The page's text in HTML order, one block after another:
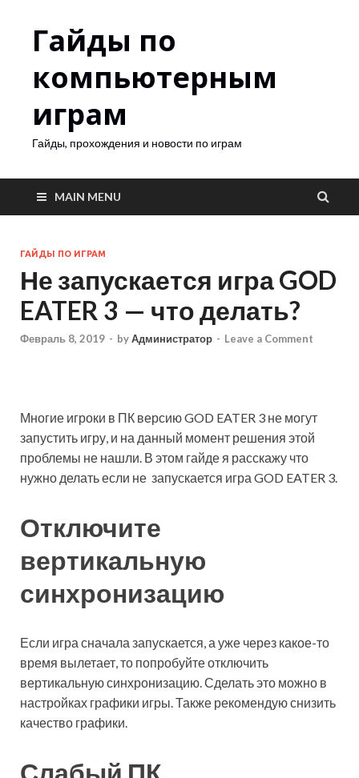
Гайды по
компьютерным
играм
Гайды, прохождения и новости по играм
MAIN MENU
ГАЙДЫ ПО ИГРАМ
Не запускается игра GOD
EATER 3 — что делать?
Февраль 8, 2019 - byАдминистратор - Leave a Comment
Многие игроки в ПК версию GOD EATER 3 не могут
запустить игру, и на данный момент решения этой
проблемы не нашли. В этом гайде я расскажу что
нужно делать если не запускается игра GOD EATER 3.
Отключите
вертикальную
синхронизацию
Если игра сначала запускается, а уже через какое-то
время вылетает, то попробуйте отключить
вертикальную синхронизацию. Сделать это можно в
настройках графики игры. Также рекомендую снизить
качество графики.